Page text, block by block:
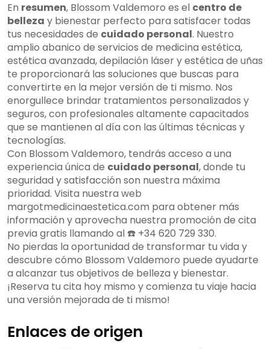
En resumen, Blossom Valdemoro es el centro de
belleza y bienestar perfecto para satisfacer todas
tus necesidades de cuidado personal. Nuestro
amplio abanico de servicios de medicina estética,
estética avanzada, depilación láser y estética de uñas
te proporcionará las soluciones que buscas para
convertirte en la mejor versión de ti mismo. Nos
enorgullece brindar tratamientos personalizados y
seguros, con profesionales altamente capacitados
que se mantienen al día con las últimas técnicas y
tecnologías.
Con Blossom Valdemoro, tendrás acceso a una
experiencia única de cuidado personal, donde tu
seguridad y satisfacción son nuestra máxima
prioridad. Visita nuestra web
margotmedicinaestetica.com para obtener más
información y aprovecha nuestra promoción de cita
previa gratis llamando al ☎️ +34 620 729 330.
No pierdas la oportunidad de transformar tu vida y
descubre cómo Blossom Valdemoro puede ayudarte
a alcanzar tus objetivos de belleza y bienestar.
¡Reserva tu cita hoy mismo y comienza tu viaje hacia
una versión mejorada de ti mismo!
Enlaces de origen